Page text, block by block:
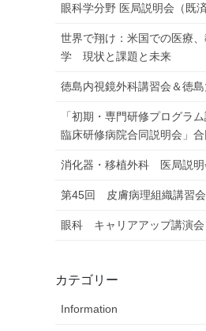
眼科学分野 医局説明会（既済
世界で翔け：米国での医療
学 現状と課題と未来
徳島内視鏡外科講習会＆徳
「初期・専門研修プログラ
臨床研修病院合同説明会」合
消化器・移植外科 医局説明
第45回 皮膚病理組織講習会
眼科 キャリアアップ講演会
カテゴリー
Information